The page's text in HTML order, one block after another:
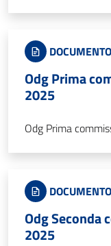
Odg Prima
2025
Odg Prima
Odg Seconda
2025